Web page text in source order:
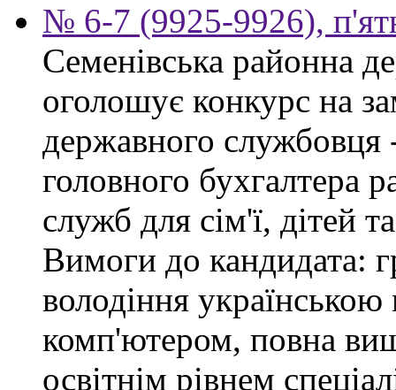
№ 6-7 (9925-9926),
Семенівська районна
оголошує конкурс на
державного службовця
головного бухгалтера
служб для сім'ї, дітей
Вимоги до кандидата:
володіння
комп'ютером, повна
освітнім рівнем